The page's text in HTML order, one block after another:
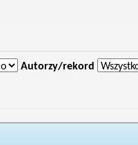
Autorzy/rekord